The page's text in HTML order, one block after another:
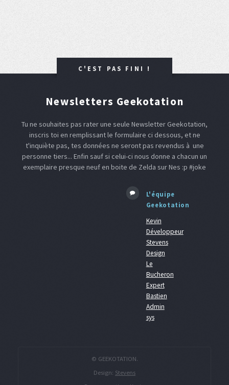
C'EST PAS FINI !
Newsletters Geekotation
Tu ne souhaites pas rater une seule Newsletter Geekotation,
inscris toi en remplissant le formulaire ci dessous, et ne
t'inquiète pas, tes données ne seront pas revendus à une
personne tiers... Enfin sauf si celui-ci nous donne a chacun un
exemplaire presque neuf en boite de Zelda sur Nes :p #joke
L'équipe
Geekotation
Kevin
Développeur
Stevens
Design
Le
Bucheron
Expert
Bastien
Admin
sys
© GEEKOTATION.
Design: Stevens